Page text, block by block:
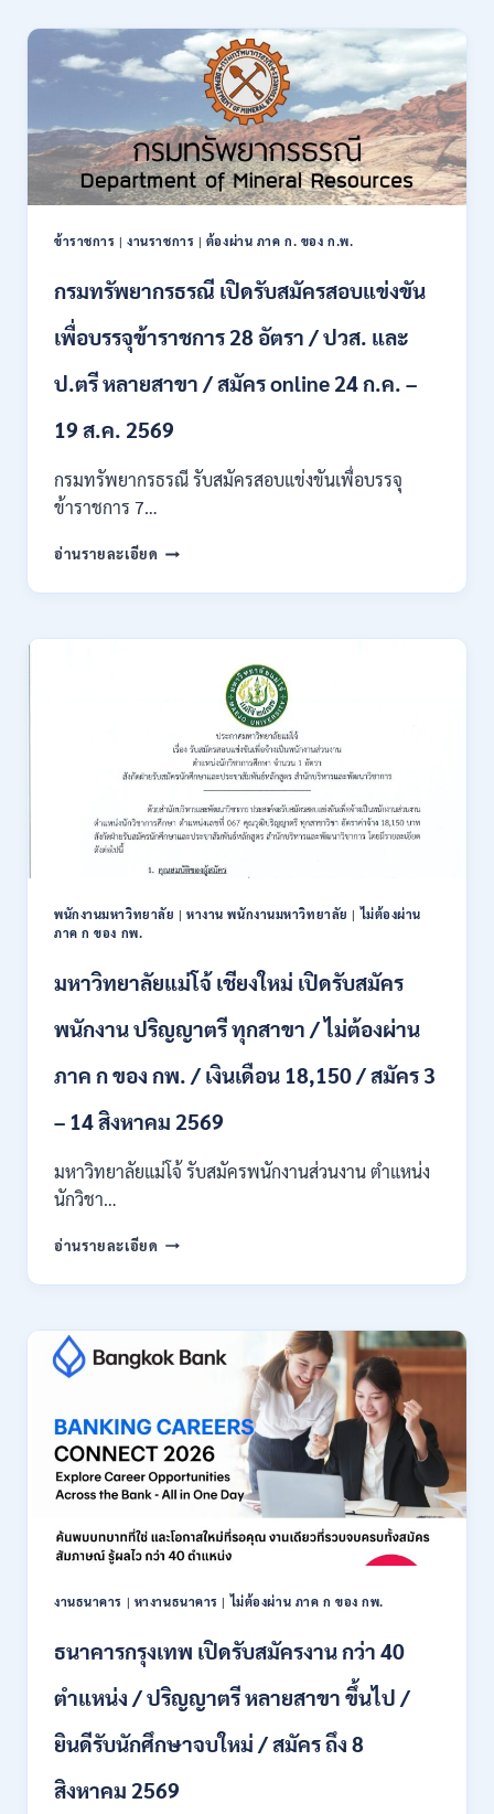
2569
สมัคร
งาน
138
ปวช.
ปวส.
ป.ตรี
หลาย
/
ต้อง
ภาค
ของ
/
เดือน
18150
ONLINE
สิงหาคม
ข้าราชการ |งานราชการ | ต้องผ่าน ภาค ก. ของ ก.พ.
กรมทรัพยากรธรณี เปิดรับสมัครสอบแข่งขัน
เพื่อบรรจุข้าราชการ 28 อัตรา / ปวส. และ
ป.ตรี หลายสาขา / สมัคร online 24 ก.ค. –
19 ส.ค. 2569
กรมทรัพยากรธรณี รับสมัครสอบแข่งขันเพื่อบรรจุ
ข้าราชการ 7…
อ่านรายละเอียด กรม
เปิด
สมัคร
ข้าราชการ
28
/
ปวส.
ป.ตรี
สาขา
สมัคร
ONLINE
ก.ค.
19
2569
พนักงานมหาวิทยาลัย |หางาน พนักงานมหาวิทยาลัย |ไม่ต้องผ่าน
ภาค ก ของ กพ.
มหาวิทยาลัยแม่โจ้ เชียงใหม่ เปิดรับสมัคร
พนักงาน ปริญญาตรี ทุกสาขา / ไม่ต้องผ่าน
ภาค ก ของ กพ. / เงินเดือน 18,150 / สมัคร 3
– 14 สิงหาคม 2569
มหาวิทยาลัยแม่โจ้ รับสมัครพนักงานส่วนงาน ตำแหน่ง
นักวิชา…
อ่านรายละเอียด มหาวิทยาลัย
โจ้
เปิด
รับ
สมัคร
ปริญญา
ตรี
ทุก
สาขา
/
ไม่
ต้อง
กพ.
เงิน
18,150
สมัคร
งานธนาคาร | หางานธนาคาร |ไม่ต้องผ่าน ภาค ก ของ กพ.
ธนาคารกรุงเทพ เปิดรับสมัครงาน กว่า 40
ตำแหน่ง / ปริญญาตรี หลายสาขา ขึ้นไป /
ยินดีรับนักศึกษาจบใหม่ / สมัคร ถึง 8
สิงหาคม 2569